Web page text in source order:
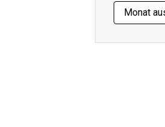
Archiv